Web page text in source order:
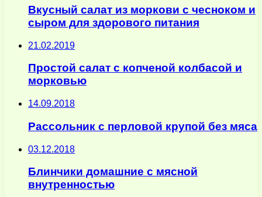
Вкусный салат из моркови с чесноком и
сыром для здорового питания
21.02.2019
Простой салат с копченой колбасой и
морковью
14.09.2018
Рассольник с перловой крупой без мяса
03.12.2018
Блинчики домашние с мясной
внутренностью